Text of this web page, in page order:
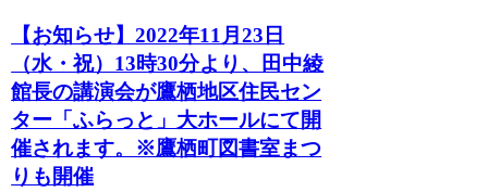
【お知らせ】2022年11月23日
（水・祝）13時30分より、田中綾
館長の講演会が鷹栖地区住民セン
ター「ふらっと」大ホールにて開
催されます。※鷹栖町図書室まつ
りも開催